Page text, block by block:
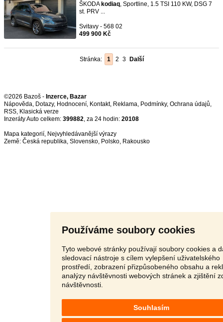
Používáme soubory cookies
Tyto webové stránky používají soubory cookies a
sledovací nástroje s cílem vylepšení uživatelského
prostředí, zobrazení přizpůsobeného obsahu a
analýzy návštěvnosti webových stránek a zjištění
návštěvnosti.
Souhlasím
ŠKODA kodiaq, Sportline, 1.5 TSI 110 KW, DSG 7
st. PRV ...
Svitavy - 568 02
499 900 Kč
Stránka: 1 2 3 Další
©2026 Bazoš - Inzerce, Bazar
Nápověda, Dotazy, Hodnocení, Kontakt, Reklama, Podmínky, Ochrana údajů,
RSS,
Inzeráty Auto celkem: 399882, za 24 hodin: 20108
Mapa kategorií, Nejvyhledávanější výrazy
Země: Česká republika, Slovensko, Polsko, Rakousko